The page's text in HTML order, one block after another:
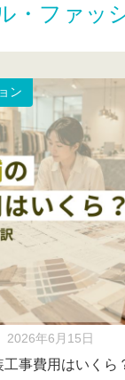
・ファッ
ン
2026年6月15日
事費用はいくら